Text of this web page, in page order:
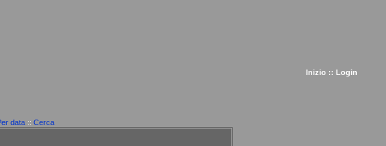
Inizio :: Login
data :: Cerca